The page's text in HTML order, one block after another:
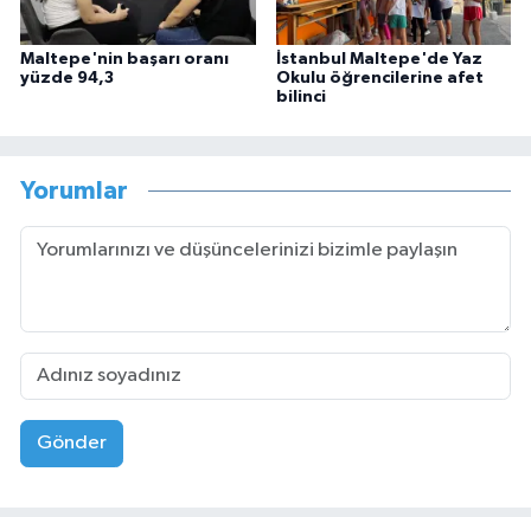
Maltepe'nin başarı oranı
yüzde 94,3
İstanbul Maltepe'de Yaz
Okulu öğrencilerine afet
bilinci
Yorumlar
Gönder